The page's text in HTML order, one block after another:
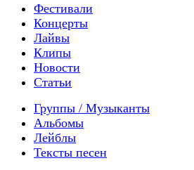
Фестивали
Концерты
Лайвы
Клипы
Новости
Статьи
Группы / Музыканты
Альбомы
Лейблы
Тексты песен